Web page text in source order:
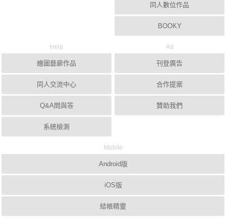
同人數位作品
BOOKY
Help
繪圖藝廊作品
同人交流中心
Q&A問與答
系統檢測
Ad
刊登廣告
合作提案
贊助我們
Mobile
Android版
iOS版
結帳精靈